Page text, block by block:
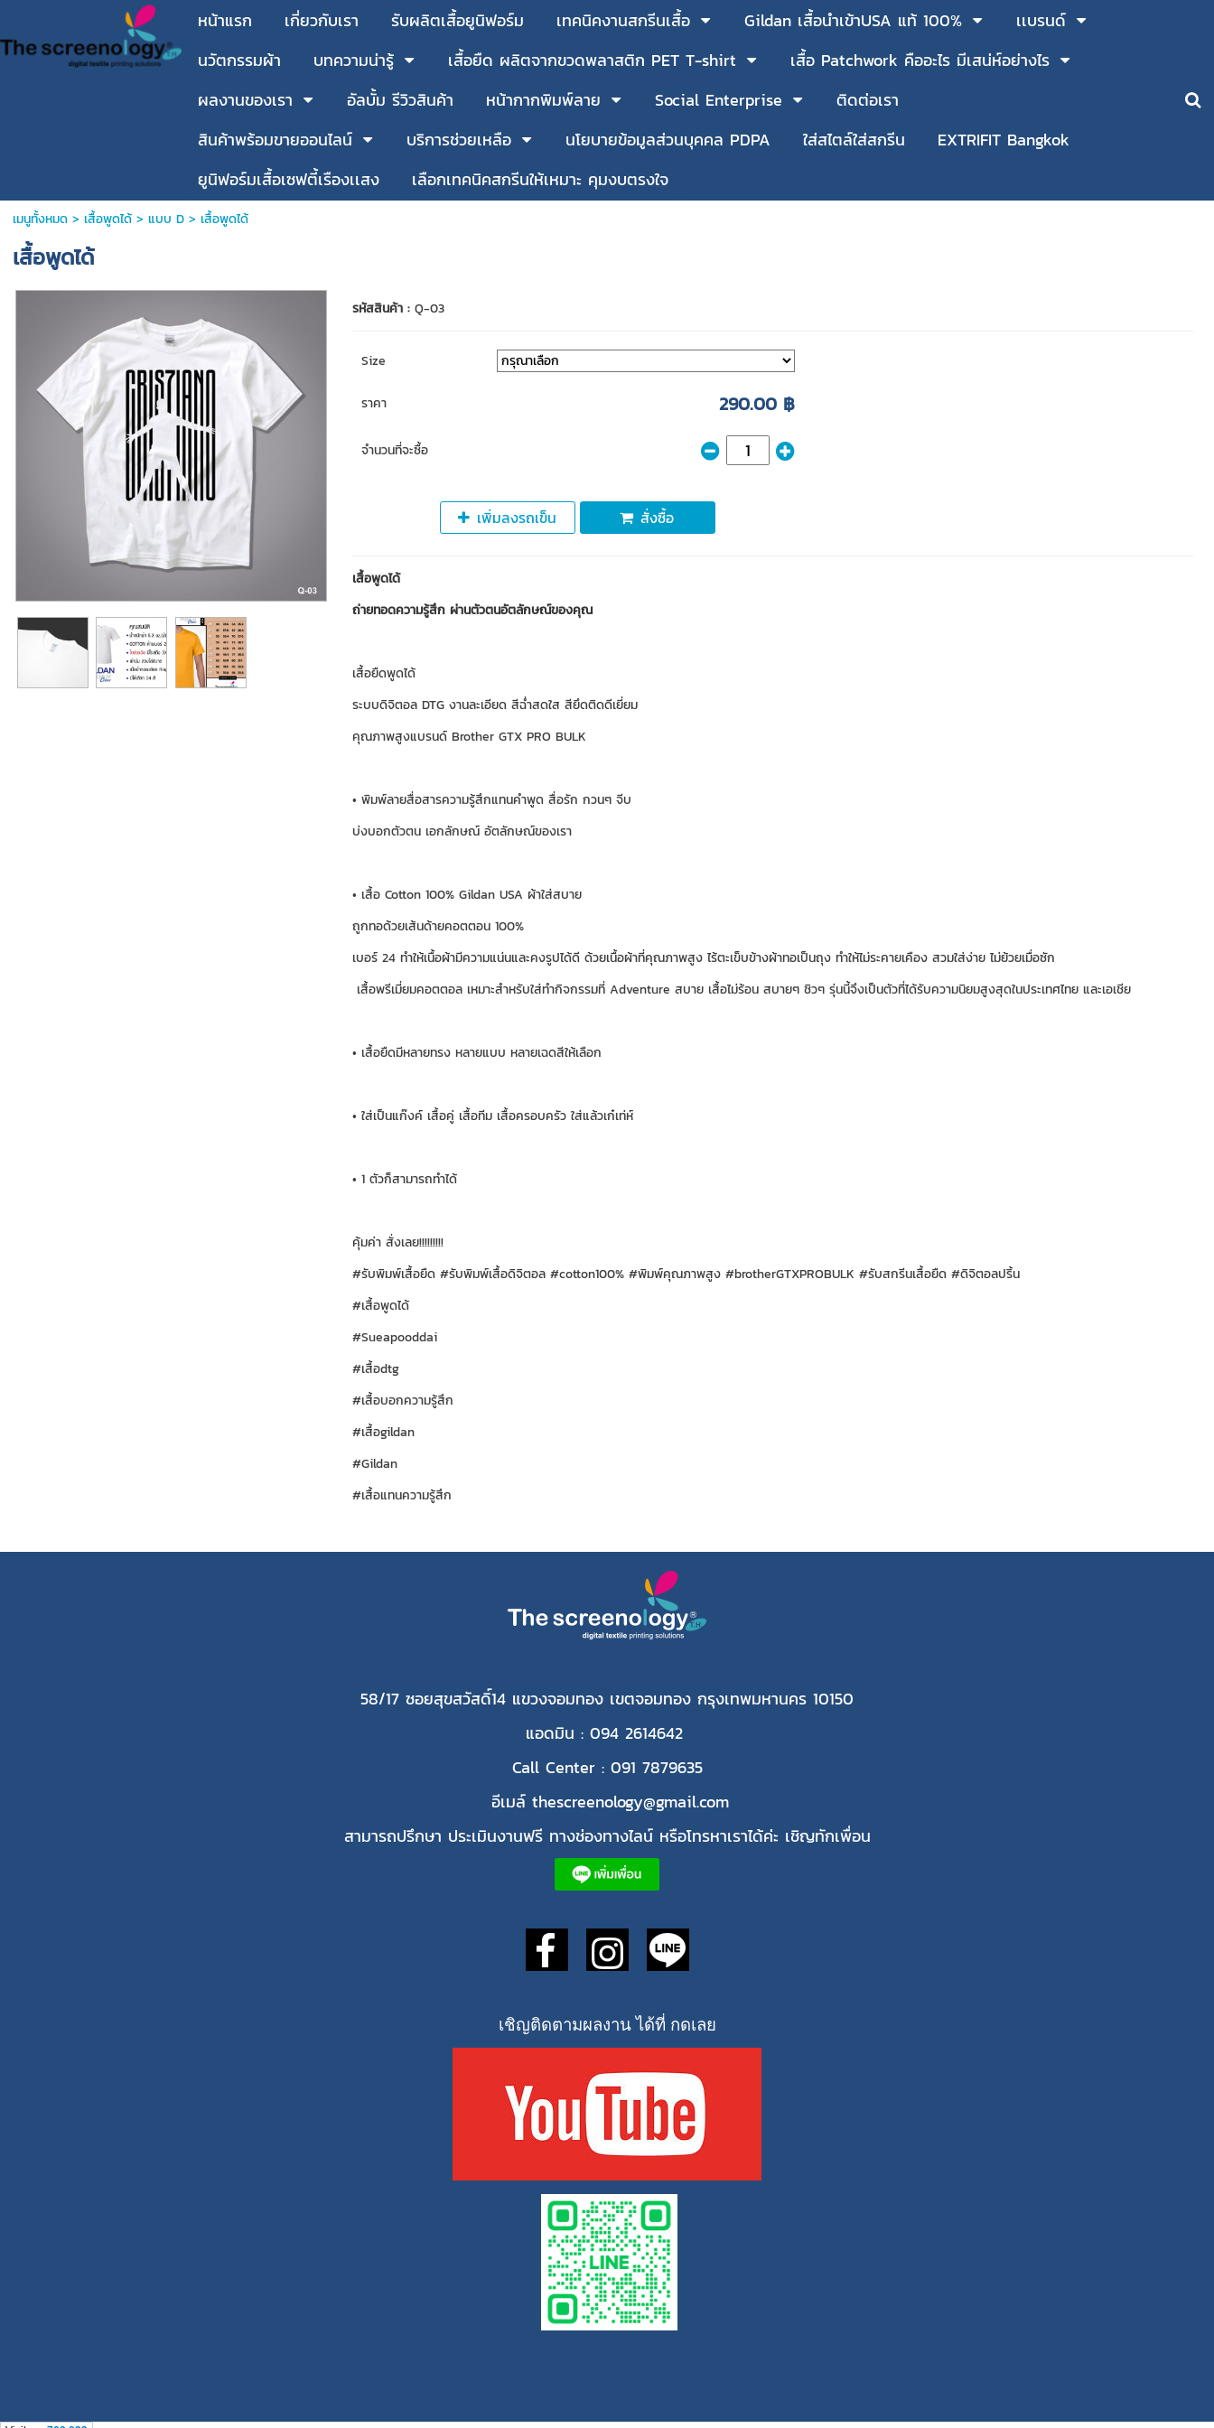
หน้าแรก เกี่ยวกับเรา รับผลิตเสื้อยูนิฟอร์ม เทคนิคงานสกรีนเสื้อ Gildan เสื้อนำเข้าUSA แท้ 100%
เเบรนด์
นวัตกรรมผ้า
บทความน่ารู้ เสื้อยืด ผลิตจากขวดพลาสติก PET T-shirt
เสื้อ Patchwork คืออะไร มีเสน่ห์อย่างไร
ผลงานของเรา
อัลบั้ม รีวิวสินค้า หน้ากากพิมพ์ลาย Social Enterprise
ติดต่อเรา
สินค้าพร้อมขายออนไลน์
บริการช่วยเหลือ นโยบายข้อมูลส่วนบุคคล PDPA ใส่สไตล์ใส่สกรีน
EXTRIFIT Bangkok
ยูนิฟอร์มเสื้อเซฟตี้เรืองเเสง
เลือกเทคนิคสกรีนให้เหมาะ คุมงบตรงใจ
เมนูทั้งหมด> เสื้อพูดได้> แบบ D> เสื้อพูดได้
เสื้อพูดได้
รหัสสินค้า : Q-03
Size
ราคา 290.00 ฿
จำนวนที่จะซื้อ
เพิ่มลงรถเข็น สั่งซื้อ
เสื้อพูดได้
ถ่ายทอดความรู้สึก ผ่านตัวตนอัตลักษณ์ของคุณ
เสื้อยืดพูดได้
ระบบดิจิตอล DTG งานละเอียด สีฉ่ำสดใส สียึดติดดีเยี่ยม
คุณภาพสูงแบรนด์ Brother GTX PRO BULK
• พิมพ์ลายสื่อสารความรู้สึกแทนคำพูด สื่อรัก กวนๆ จีบ
บ่งบอกตัวตน เอกลักษณ์ อัตลักษณ์ของเรา
• เสื้อ Cotton 100% Gildan USA ผ้าใส่สบาย
ถูกทอด้วยเส้นด้ายคอตตอน 100%
เบอร์ 24 ทำให้เนื้อผ้ามีความแน่นและคงรูปได้ดี ด้วยเนื้อผ้าที่คุณภาพสูง ไร้ตะเข็บข้างผ้าทอเป็นถุง ทำให้ไม่ระคายเคือง สวมใส่ง่าย ไม่ย้วยเมื่อซัก
เสื้อพรีเมี่ยมคอตตอล เหมาะสำหรับใส่ทำกิจกรรมที่ Adventure สบาย เสื้อไม่ร้อน สบายๆ ชิวๆ รุ่นนี้จึงเป็นตัวที่ได้รับความนิยมสูงสุดในประเทศไทย และเอเชีย
• เสื้อยืดมีหลายทรง หลายแบบ หลายเฉดสีให้เลือก
• ใส่เป็นแก๊งค์ เสื้อคู่ เสื้อทีม เสื้อครอบครัว ใส่แล้วเก๋เท่ห์
• 1 ตัวก็สามารถทำได้
คุ้มค่า สั่งเลย!!!!!!!!!
#รับพิมพ์เสื้อยืด #รับพิมพ์เสื้อดิจิตอล #cotton100% #พิมพ์คุณภาพสูง #brotherGTXPROBULK #รับสกรีนเสื้อยืด #ดิจิตอลปริ้น
#เสื้อพูดได้
#Sueapooddai
#เสื้อdtg
#เสื้อบอกความรู้สึก
#เสื้อgildan
#Gildan
#เสื้อแทนความรู้สึก
58/17 ซอยสุขสวัสดิ์14 แขวงจอมทอง เขตจอมทอง กรุงเทพมหานคร 10150
แอดมิน : 094 2614642
Call Center : 091 7879635
อีเมล์ thescreenology@gmail.com
สามารถปรึกษา ประเมินงานฟรี ทางช่องทางไลน์ หรือโทรหาเราได้ค่ะ เชิญทักเพื่อน
เชิญติดตามผลงาน ได้ที่ กดเลย